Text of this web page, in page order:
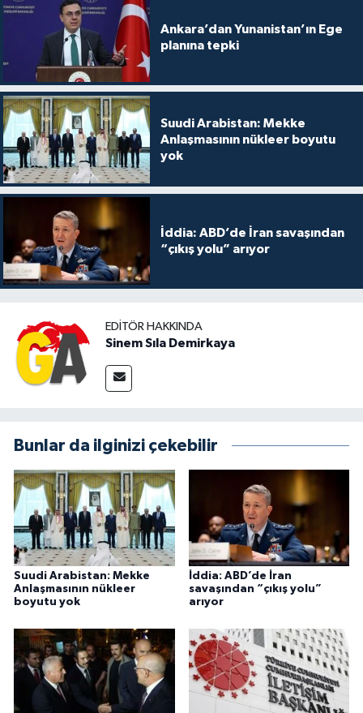
Ankara’dan Yunanistan’ın Ege
planına tepki
Suudi Arabistan: Mekke
Anlaşmasının nükleer boyutu
yok
İddia: ABD’de İran savaşından
“çıkış yolu” arıyor
EDITÖR HAKKINDA
Sinem Sıla Demirkaya
Bunlar da ilginizi çekebilir
Suudi Arabistan: Mekke
Anlaşmasının nükleer
boyutu yok
İddia: ABD’de İran
savaşından “çıkış yolu”
arıyor